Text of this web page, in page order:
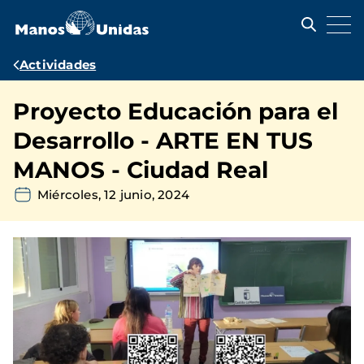
contenido
Ruta
navegación
Actividades
Proyecto Educación para el
Desarrollo - ARTE EN TUS
MANOS - Ciudad Real
Miércoles, 12 junio, 2024